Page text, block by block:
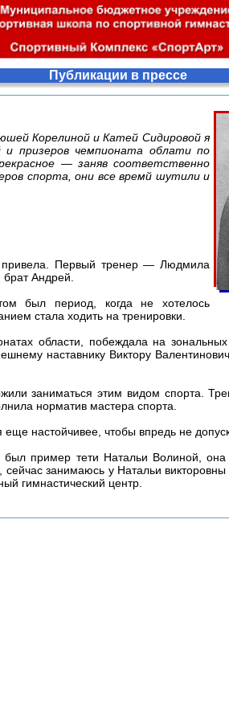
Публикации в прессе
Корелиной и Катей Сидировой я
и призеров чемпионата облати по
— заняв соответственно
спорта, они все времй шутили и
Первый тренер — Людмила
Андрей.
был период, когда не хотелось
стала ходить на тренировки.
области, побеждала на
наставнику Виктору
заниматься этим видом спорта.
норматив мастера спорта.
настойчивее, чтобы впредь не
пример тети Натальи Волиной, она
занимаюсь у Натальи
гимнастический центр.